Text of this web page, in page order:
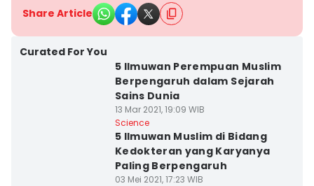
Share Article
Curated For You
5 Ilmuwan Perempuan Muslim
Berpengaruh dalam Sejarah
Sains Dunia
13 Mar 2021, 19:09 WIB
Science
5 Ilmuwan Muslim di Bidang
Kedokteran yang Karyanya
Paling Berpengaruh
03 Mei 2021, 17:23 WIB